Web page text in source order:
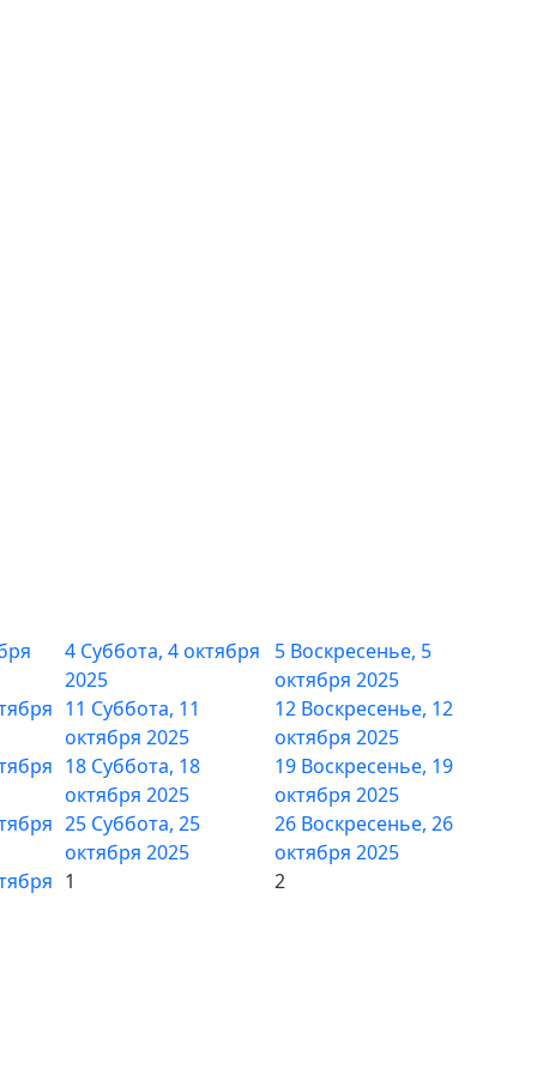
4 Суббота, 4 октября
2025
5 Воскресенье, 5
октября 2025
11 Суббота, 11
октября 2025
12 Воскресенье, 12
октября 2025
18 Суббота, 18
октября 2025
19 Воскресенье, 19
октября 2025
25 Суббота, 25
октября 2025
26 Воскресенье, 26
октября 2025
1 2